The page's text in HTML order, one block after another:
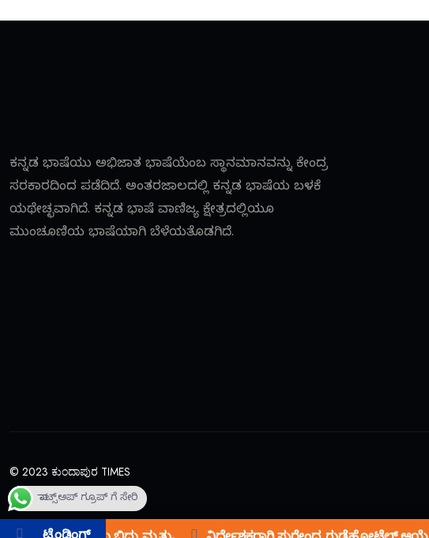
ಕನ್ನಡ ಭಾಷೆಯು ಅಭಿಜಾತ ಭಾಷೆಯೆಂಬ ಸ್ಥಾನಮಾನವನ್ನು ಕೇಂದ್ರ
ಸರಕಾರದಿಂದ ಪಡೆದಿದೆ. ಅಂತರಜಾಲದಲ್ಲಿ ಕನ್ನಡ ಭಾಷೆಯ ಬಳಕೆ
ಯಥೇಚ್ಛವಾಗಿದೆ. ಕನ್ನಡ ಭಾಷೆ ವಾಣಿಜ್ಯ ಕ್ಷೇತ್ರದಲ್ಲಿಯೂ
ಮುಂಚೂಣಿಯ ಭಾಷೆಯಾಗಿ ಬೆಳೆಯತೊಡಗಿದೆ.
© 2023 ಕುಂದಾಪುರ TIMES
ವಾಟ್ಸ್ಅಪ್ ಗ್ರೂಪ್ ಗೆ ಸೇರಿ
ಟ್ರೆಂಡಿಂಗ್